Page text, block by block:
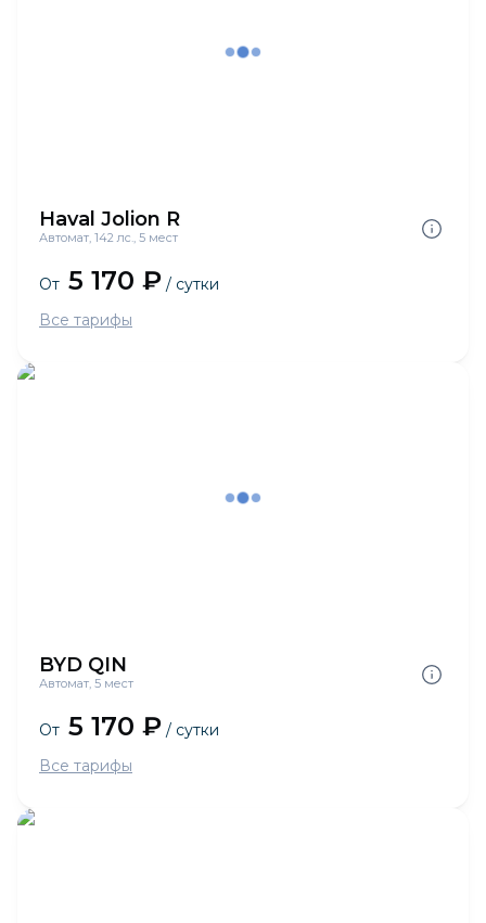
Haval Jolion R
Автомат, 142 лс., 5 мест
От 5 170 ₽ / сутки
Все тарифы
BYD QIN
Автомат, 5 мест
От 5 170 ₽ / сутки
Все тарифы